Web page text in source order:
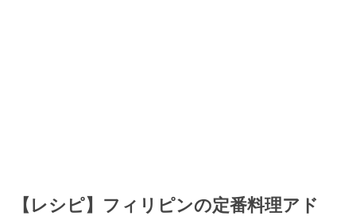
【レシピ】フィリピンの定番料理アド